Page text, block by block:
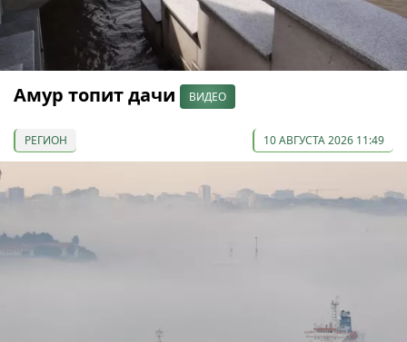
Амур топит дачи ВИДЕО
РЕГИОН 10 АВГУСТА 2026 11:49